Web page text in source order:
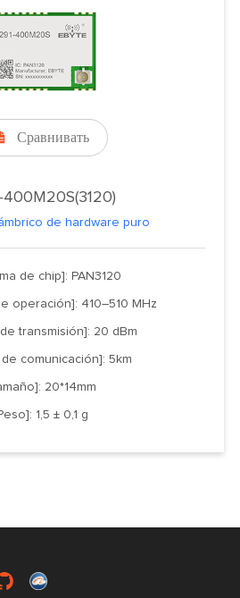
Сравнивать
400M20S(3120)
de hardware puro
de chip]: PAN3120
operación]: 410–510 MHz
transmisión]: 20 dBm
comunicación]: 5km
20*14mm
1,5 ± 0,1 g